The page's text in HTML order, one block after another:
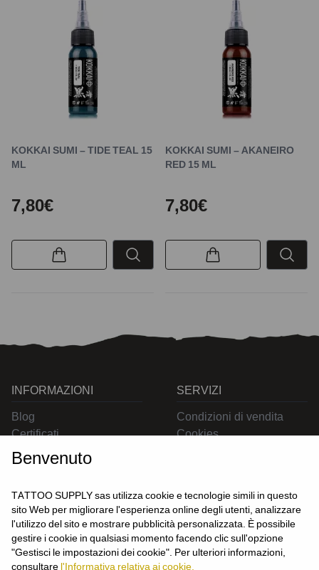
KOKKAI SUMI – TIDE TEAL 15
ML
7,80€
KOKKAI SUMI – AKANEIRO
RED 15 ML
7,80€
CONTATTACI
INFORMAZIONI
Blog
Certificati
Contatti
SERVIZI
Condizioni di vendita
Cookies
UTENTE
Login
Benvenuto
TATTOO SUPPLY sas utilizza cookie e tecnologie simili in questo
sito Web per migliorare l'esperienza online degli utenti, analizzare
l'utilizzo del sito e mostrare pubblicità personalizzata. È possibile
gestire i cookie in qualsiasi momento facendo clic sull'opzione
"Gestisci le impostazioni dei cookie". Per ulteriori informazioni,
consultare l'Informativa relativa ai cookie.